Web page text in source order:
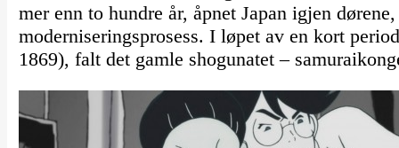
mer enn to hundre år, åpnet Japan igjen
moderniseringsprosess. I løpet av en kort
1869), falt det gamle shogunatet –